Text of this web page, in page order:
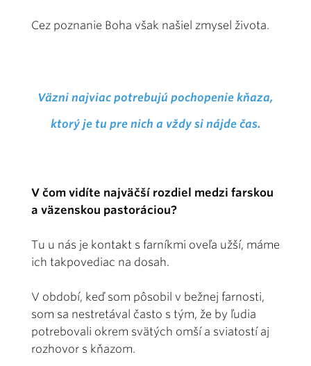
Cez poznanie Boha však našiel zmysel života.
Väzni najviac potrebujú pochopenie kňaza,
ktorý je tu pre nich a vždy si nájde čas.
V čom vidíte najväčší rozdiel medzi farskou
a väzenskou pastoráciou?
Tu u nás je kontakt s farníkmi oveľa užší, máme
ich takpovediac na dosah.
V období, keď som pôsobil v bežnej farnosti,
som sa nestretával často s tým, že by ľudia
potrebovali okrem svätých omší a sviatostí aj
rozhovor s kňazom.